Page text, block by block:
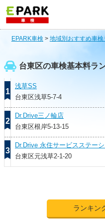
EPARK車検 > 地域別おすすめ車
台東区の車検基本料ラ
1
浅草SS
台東区浅草5-7-4
2
Dr.Drive三ノ輪店
台東区根岸5-13-15
3
Dr.Drive 永住サービスステー
台東区元浅草2-1-20
ランキン